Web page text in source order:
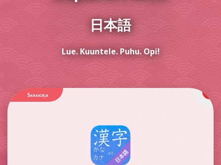
日本語
Lue. Kuuntele. Puhu. Opi!
Sanakirja